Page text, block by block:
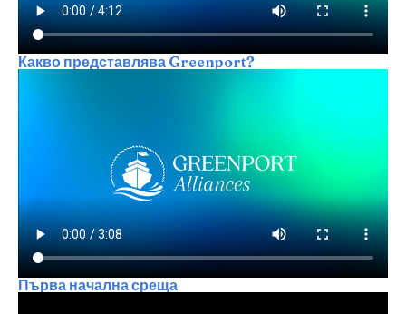
Какво представлява Greenport?
Първа начална среща